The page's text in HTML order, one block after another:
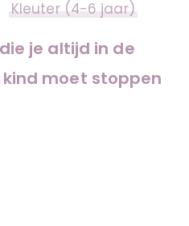
Kleuter (4-6 jaar)
je altijd in de
moet stoppen